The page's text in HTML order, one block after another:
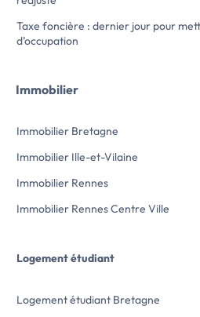
Taxe foncière : dernier jour pour
d’occupation
Immobilier
Immobilier Bretagne
Immobilier Ille-et-Vilaine
Immobilier Rennes
Immobilier Rennes Centre Ville
Logement étudiant
Logement étudiant Bretagne